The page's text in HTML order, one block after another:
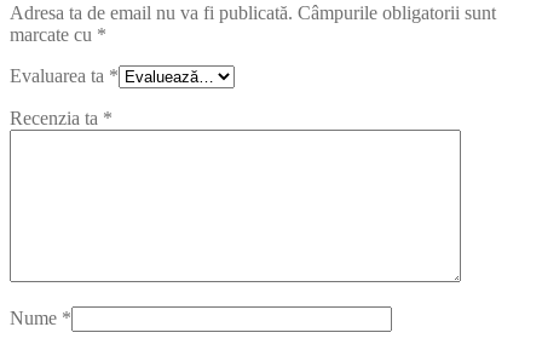
Adresa ta de email nu va fi publicată. Câmpurile obligatorii sunt
marcate cu *
Evaluarea ta *
Recenzia ta *
Nume *